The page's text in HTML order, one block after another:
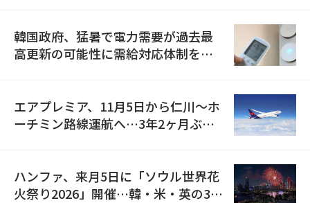
韓国政府、猛暑で電力需要が過去最
高更新の可能性に需給対応体制を点
エアプレミア、11月5日から仁川〜ホ
ーチミン路線運航へ…3年2ヶ月ぶり
ハンファ、来月5日に「ソウル世界花
火祭り2026」開催…韓・米・英の3カ